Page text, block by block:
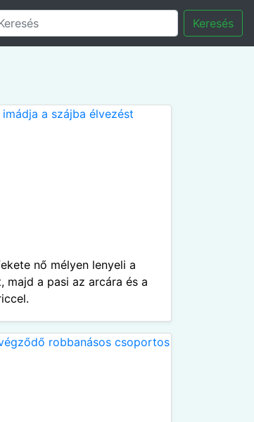
Keresés
nő mélyen lenyeli a
majd a pasi az arcára és a